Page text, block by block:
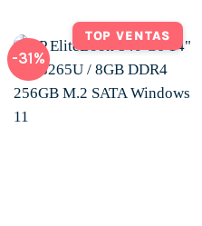
-31%
TOP VENTAS